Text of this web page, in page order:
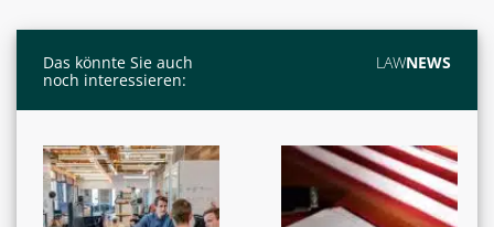
Das könnte Sie auch
noch interessieren:
LAWNEWS